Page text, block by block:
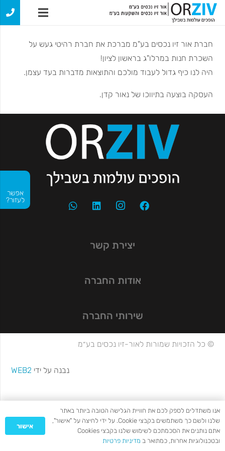
אפשר
לעזור?
חברת אור זיו נכסים בע"מ מברכת את חברת רהיטי געש על
השכרת חנות במרלו"ג בראשון לציון!
היה לנו כיף גדול לעבוד מולכם והתוצאות מדברות בעד עצמן.
העסקה בוצעה בתיווכו של נאור קדן.
יצירת קשר
אודות החברה
שירותי החברה
© כל הזכויות שמורות לאור-זיו נכסים בע״מ
נבנה על ידי WEB2
אנו משתדלים לספק לכם את חוויית הגלישה הטובה ביותר באתר
שלנו ולשם כך משתמשים בקבצי Cookie. על ידי לחיצה על "אישור",
אתם נותנים את הסכמתכם לשימוש שלנו בקבצי Cookies
ובטכנולוגיות אחרות, כמתואר ב מדיניות פרטיות
אישור